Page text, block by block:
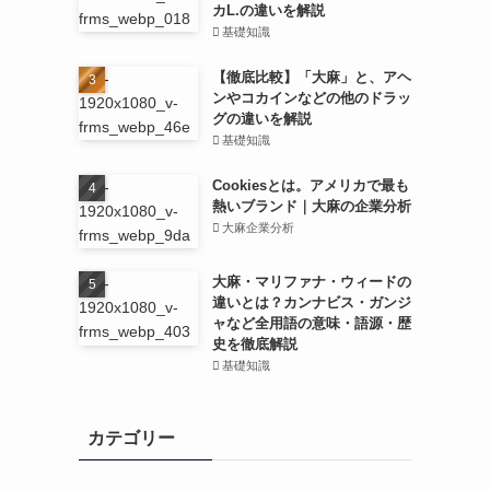
カL.の違いを解説
基礎知識
【徹底比較】「大麻」と、アヘ
ンやコカインなどの他のドラッ
グの違いを解説
基礎知識
Cookiesとは。アメリカで最も
熱いブランド｜大麻の企業分析
大麻企業分析
大麻・マリファナ・ウィードの
違いとは？カンナビス・ガンジ
ャなど全用語の意味・語源・歴
史を徹底解説
基礎知識
カテゴリー